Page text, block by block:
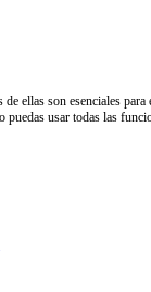
ellas son esenciales
puedas usar todas las